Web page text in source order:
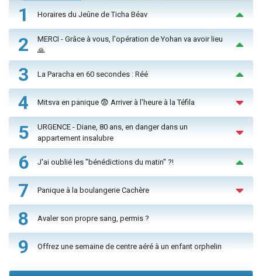
1 Horaires du Jeûne de Ticha Béav
2
MERCI - Grâce à vous, l'opération de Yohan va avoir lieu
🙏
3 La Paracha en 60 secondes : Réé
4 Mitsva en panique 😨 Arriver à l'heure à la Téfila
5
URGENCE - Diane, 80 ans, en danger dans un
appartement insalubre
6 J'ai oublié les "bénédictions du matin" ?!
7 Panique à la boulangerie Cachère
8 Avaler son propre sang, permis ?
9 Offrez une semaine de centre aéré à un enfant orphelin